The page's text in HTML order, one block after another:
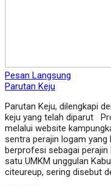
Pesan Langsung
Parutan Keju
Parutan Keju, dilengkapi
keju yang telah diparut
melalui website
sentra perajin logam yang
berprofesi sebagai perajin
satu UMKM unggulan
citeureup, sering disebut